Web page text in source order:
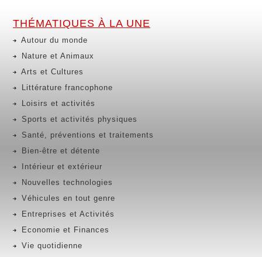
THÉMATIQUES À LA UNE
Autour du monde
Nature et Animaux
Arts et Cultures
Littérature francophone
Loisirs et activités
Sports et activités physiques
Santé, préventions et traitements
Bien-être et détente
Intérieur et extérieur
Nouvelles technologies
Véhicules en tout genre
Entreprises et Activités
Economie et Finances
Vie quotidienne